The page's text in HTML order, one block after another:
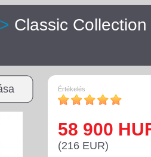
> Classic Collection
Értékelés
58 900
(216 EUR)